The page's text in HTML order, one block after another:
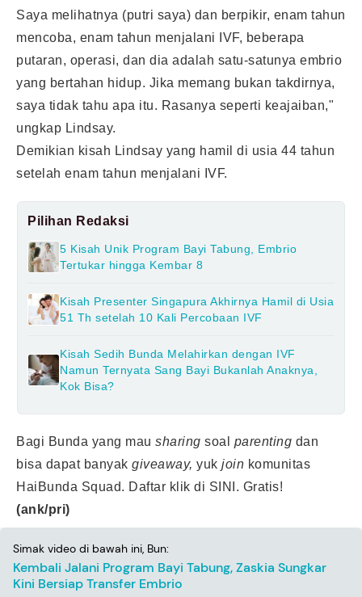
Saya melihatnya (putri saya) dan berpikir, enam tahun
mencoba, enam tahun menjalani IVF, beberapa
putaran, operasi, dan dia adalah satu-satunya embrio
yang bertahan hidup. Jika memang bukan takdirnya,
saya tidak tahu apa itu. Rasanya seperti keajaiban,"
ungkap Lindsay.
Demikian kisah Lindsay yang hamil di usia 44 tahun
setelah enam tahun menjalani IVF.
Pilihan Redaksi
5 Kisah Unik Program Bayi Tabung, Embrio
Tertukar hingga Kembar 8
Kisah Presenter Singapura Akhirnya Hamil di Usia
51 Th setelah 10 Kali Percobaan IVF
Kisah Sedih Bunda Melahirkan dengan IVF
Namun Ternyata Sang Bayi Bukanlah Anaknya,
Kok Bisa?
Bagi Bunda yang mau sharing soal parenting dan
bisa dapat banyak giveaway, yuk join komunitas
HaiBunda Squad. Daftar klik di SINI. Gratis!
(ank/pri)
Simak video di bawah ini, Bun:
Kembali Jalani Program Bayi Tabung, Zaskia Sungkar
Kini Bersiap Transfer Embrio